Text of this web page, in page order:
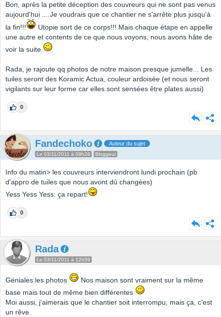
Bon, après la petite déception des couvreurs qui ne sont pas venus
aujourd'hui ....Je voudrais que ce chantier ne s'arrête plus jusqu'à
la fin!!!
Utopie sort de ce corps!!! Mais chaque étape en appelle
une autre et contents de ce que nous voyons, nous avons hâte de
voir la suite
Rada, je rajoute qq photos de notre maison presque jumelle... Les
tuiles seront des Koramic Actua, couleur ardoisée (et nous seront
vigilants sur leur forme car elles sont sensées être plates aussi)
0
Fandechoko Auteur du sujet
Le 03/11/2011 à 09h26 Bloggeur
Info du matin> les couvreurs interviendront lundi prochain (pb
d'appro de tuiles que nous avont dû changées)
Yess Yess Yess: ça repart!
0
Rada
Le 03/11/2011 à 12h59
Géniales les photos
Nos maison sont vraiment sur la même
base mais tout de même bien différentes
Moi aussi, j'aimerais que le chantier soit interrompu, mais ça, c'est
un rêve.